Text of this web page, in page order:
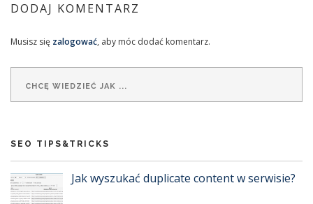
DODAJ KOMENTARZ
Musisz się zalogować, aby móc dodać komentarz.
SEO TIPS&TRICKS
Jak wyszukać duplicate content w serwisie?